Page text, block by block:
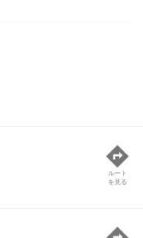
ルート
を見る